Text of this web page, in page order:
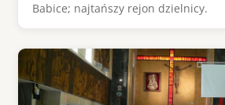
Babice; najtańszy rejon dzielnicy.